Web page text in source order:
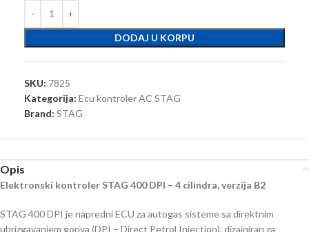
DODAJ U KORPU
SKU: 7825
Kategorija: Ecu kontroler AC STAG
Brand: STAG
Opis
Elektronski kontroler STAG 400 DPI – 4 cilindra, verzija B2
STAG 400 DPI je napredni ECU za autogas sisteme sa direktnim
ubrizgavanjem goriva (DPI – Direct Petrol Injection), dizajniran za